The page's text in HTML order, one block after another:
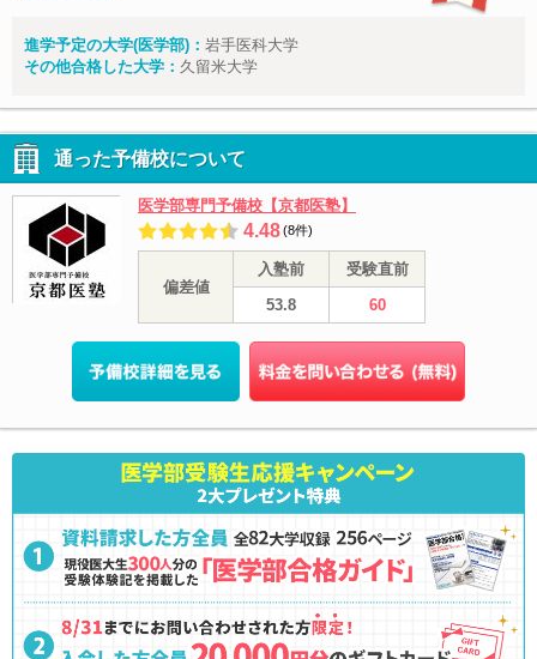
進学予定の大学(医学部)： 岩手医科大学
その他合格した大学： 久留米大学
通った予備校について
医学部専門予備校【京都医塾】
4.48(8件)
偏差値
入塾前
受験直前
53.8
60